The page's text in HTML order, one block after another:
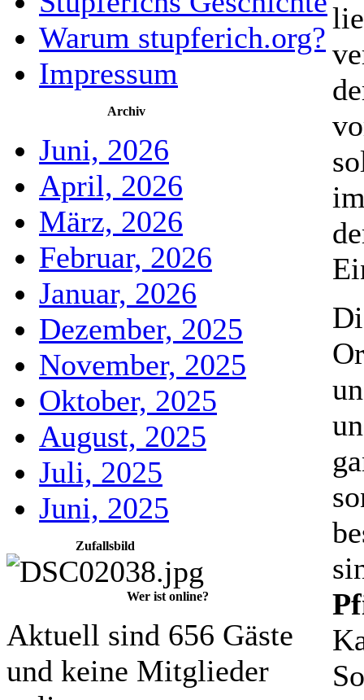
Warum stupferich.org?
Impressum
Archiv
Juni, 2026
April, 2026
März, 2026
Februar, 2026
Januar, 2026
Dezember, 2025
November, 2025
Oktober, 2025
August, 2025
Juli, 2025
Juni, 2025
Zufallsbild
Wer ist online?
Aktuell sind 656 Gäste
und keine Mitglieder